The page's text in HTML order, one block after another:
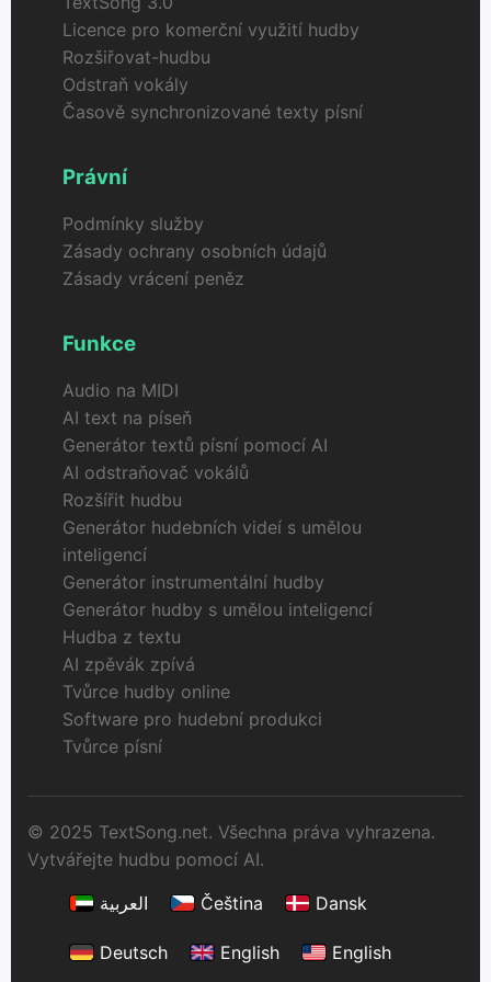
Licence pro komerční využití hudby
Rozšiřovat-hudbu
Odstraň vokály
Časově synchronizované texty písní
Právní
Podmínky služby
Zásady ochrany osobních údajů
Zásady vrácení peněz
Funkce
Audio na MIDI
AI text na píseň
Generátor textů písní pomocí AI
AI odstraňovač vokálů
Rozšířit hudbu
Generátor hudebních videí s umělou
inteligencí
Generátor instrumentální hudby
Generátor hudby s umělou inteligencí
Hudba z textu
AI zpěvák zpívá
Tvůrce hudby online
Software pro hudební produkci
Tvůrce písní
© 2025 TextSong.net. Všechna práva vyhrazena.
Vytvářejte hudbu pomocí AI.
العربية
Čeština Dansk
Deutsch English English